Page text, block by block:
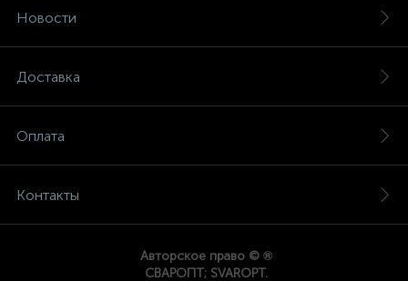
Новости
Доставка
Оплата
Контакты
Авторское право © ®
СВАРОПТ; SVAROPT.